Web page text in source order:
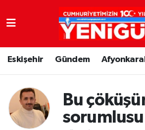
Eskişehir Gündem
Bu
Nöbetçi Eczaneler
Hava Durumu
Trafik Durumu
Süper Lig Puan Durumu ve